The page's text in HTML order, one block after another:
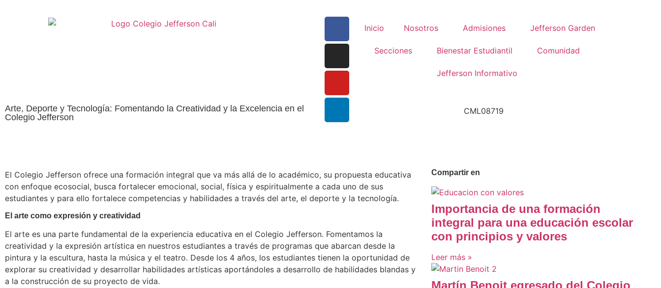
Inicio Nosotros Admisiones Jefferson Garden
Secciones Bienestar Estudiantil Comunidad
Jefferson Informativo
Arte, Deporte y Tecnología: Fomentando la Creatividad y la Excelencia en el
Colegio Jefferson
El Colegio Jefferson ofrece una formación integral que va más allá de lo académico, su propuesta educativa
con enfoque ecosocial, busca fortalecer emocional, social, física y espiritualmente a cada uno de sus
estudiantes y para ello fortalece competencias y habilidades a través del arte, el deporte y la tecnología.
El arte como expresión y creatividad
El arte es una parte fundamental de la experiencia educativa en el Colegio Jefferson. Fomentamos la
creatividad y la expresión artística en nuestros estudiantes a través de programas que abarcan desde la
pintura y la escultura, hasta la música y el teatro. Desde los 4 años, los estudiantes tienen la oportunidad de
explorar su creatividad y desarrollar habilidades artísticas aportándoles a desarrollo de habilidades blandas y
a la construcción de su proyecto de vida.
Compartir en
Importancia de una formación
integral para una educación escolar
con principios y valores
Leer más »
Martín Benoit egresado del Colegio